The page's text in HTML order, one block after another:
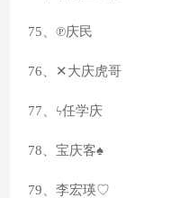
75、℗庆民
76、✕大庆虎哥
77、ϟ任学庆
78、宝庆客♠
79、李宏瑛♡